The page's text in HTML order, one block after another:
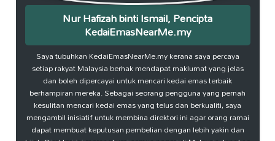
Nur Hafizah binti Ismail, Pencipta
KedaiEmasNearMe.my
Saya tubuhkan KedaiEmasNearMe.my kerana saya percaya
setiap rakyat Malaysia berhak mendapat maklumat yang jelas
dan boleh dipercayai untuk mencari kedai emas terbaik
berhampiran mereka. Sebagai seorang pengguna yang pernah
kesulitan mencari kedai emas yang telus dan berkualiti, saya
mengambil inisiatif untuk membina direktori ini agar orang ramai
dapat membuat keputusan pembelian dengan lebih yakin dan